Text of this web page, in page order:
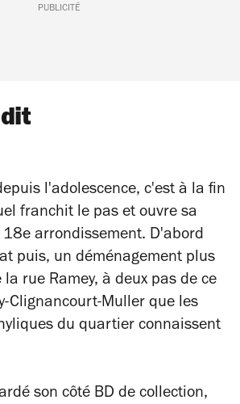
PUBLICITÉ
l'adolescence, c'est à la fin
franchit le pas et ouvre sa
arrondissement. D'abord
puis, un déménagement plus
rue Ramey, à deux pas de ce
Clignancourt-Muller que les
du quartier connaissent
son côté BD de collection,